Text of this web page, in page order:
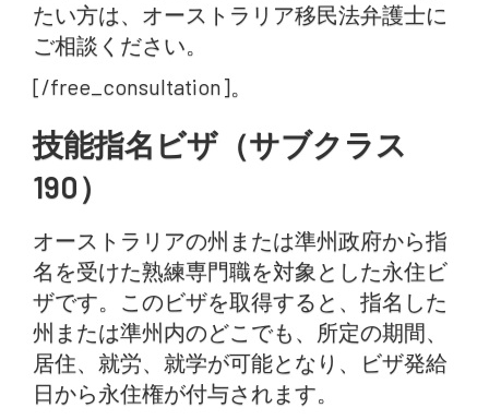
たい方は、オーストラリア移民法弁護士に
ご相談ください。
[/free_consultation]。
技能指名ビザ（サブクラス
190）
オーストラリアの州または準州政府から指
名を受けた熟練専門職を対象とした永住ビ
ザです。このビザを取得すると、指名した
州または準州内のどこでも、所定の期間、
居住、就労、就学が可能となり、ビザ発給
日から永住権が付与されます。